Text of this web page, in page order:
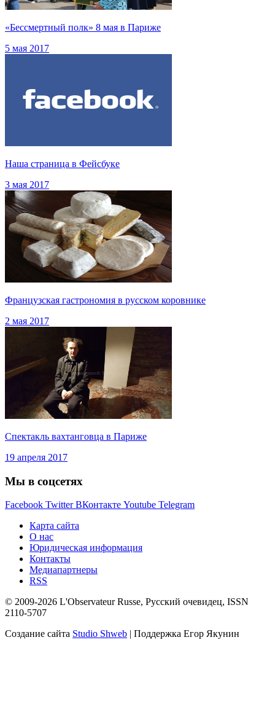
«Бессмертный полк» 8 мая в Париже
5 мая 2017
Наша страница в Фейсбуке
3 мая 2017
Французская гастрономия в русском коровнике
2 мая 2017
Спектакль вахтанговца в Париже
19 апреля 2017
Мы в соцсетях
Facebook Twitter ВКонтакте Youtube Telegram
Карта сайта
О нас
Юридическая информация
Контакты
Медиапартнеры
RSS
© 2009-2026 L'Observateur Russe, Русский очевидец, ISSN
2110-5707
Создание сайта Studio Shweb | Поддержка Егор Якунин